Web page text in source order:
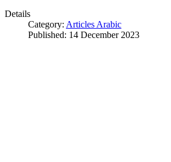
Details
Category: Articles Arabic
Published: 14 December 2023